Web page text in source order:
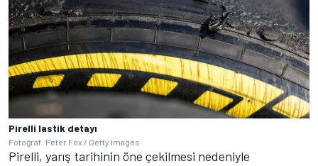
Pirelli lastik detayı
Fotoğraf: Peter Fox / Getty Images
Pirelli, yarış tarihinin öne çekilmesi nedeniyle